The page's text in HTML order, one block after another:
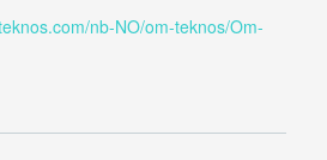
nb-NO/om-teknos/Om-